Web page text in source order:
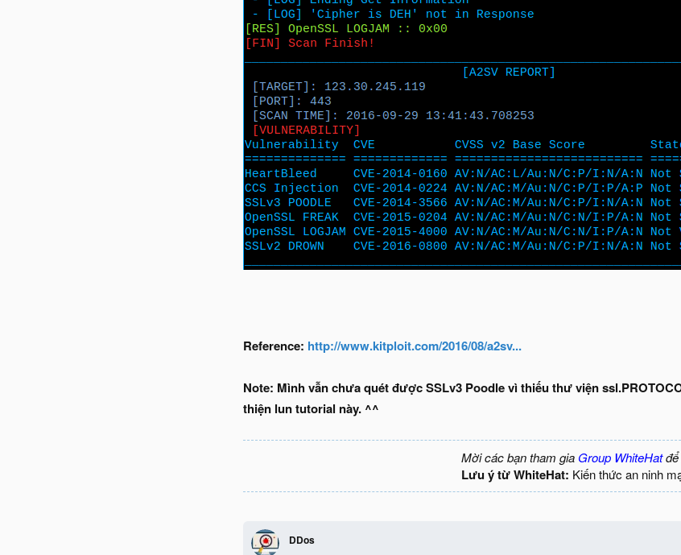
Reference​: http://www.kitploit.com/2016/08/a2sv...​​​​
Note: Mình vẫn chưa quét được SSLv3 Poodle vì thiếu thư viện
thiện lun tutorial này. ^^
Mời các bạn tham gia Group WhiteHatđể
Lưu ý từ WhiteHat: Kiến thức an ninh
DDos